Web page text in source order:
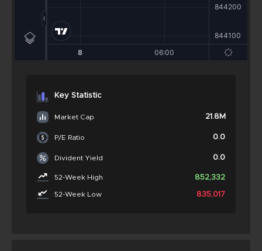
Key Statistic
Market Cap 21.8M
P/E Ratio 0.0
Divident Yield 0.0
52-Week High 852,332
52-Week Low 835,017